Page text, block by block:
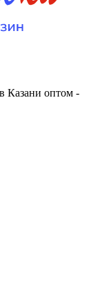
Казани оптом -